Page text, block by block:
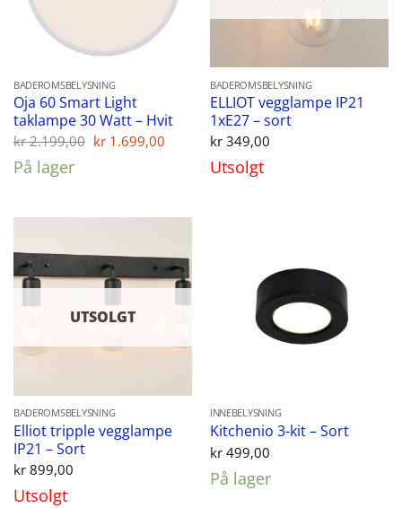
BADEROMSBELYSNING
Oja 60 Smart Light
taklampe 30 Watt – Hvit
kr2.199,00 Opprinnelig
kr 1.699,00 Nåværende
På lager
BADEROMSBELYSNING
ELLIOT vegglampe IP21
1xE27 – sort
kr349,00
Utsolgt
UTSOLGT
BADEROMSBELYSNING
Elliot tripple vegglampe
IP21 – Sort
kr899,00
Utsolgt
INNEBELYSNING
Kitchenio 3-kit – Sort
kr499,00
På lager